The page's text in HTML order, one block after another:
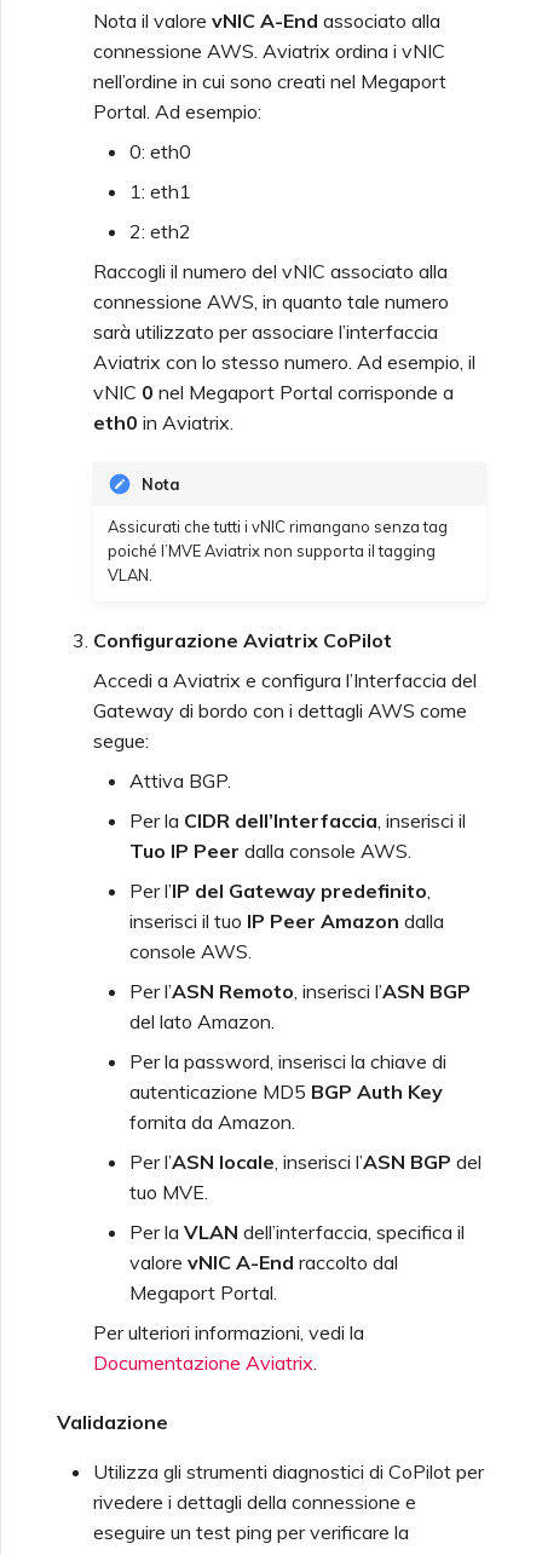
Nota il valore vNIC A-End associato alla
connessione AWS. Aviatrix ordina i vNIC
nell’ordine in cui sono creati nel Megaport
Portal. Ad esempio:
0: eth0
1: eth1
2: eth2
Raccogli il numero del vNIC associato alla
connessione AWS, in quanto tale numero
sarà utilizzato per associare l’interfaccia
Aviatrix con lo stesso numero. Ad esempio, il
vNIC 0 nel Megaport Portal corrisponde a
eth0 in Aviatrix.
Nota
Assicurati che tutti i vNIC rimangano senza tag
poiché l’MVE Aviatrix non supporta il tagging
VLAN.
Configurazione Aviatrix CoPilot
Accedi a Aviatrix e configura l’Interfaccia del
Gateway di bordo con i dettagli AWS come
segue:
Attiva BGP.
Per la CIDR dell’Interfaccia , inserisci il
Tuo IP Peer dalla console AWS.
Per l’IP del Gateway predefinito
inserisci il tuo IP Peer Amazon dalla
console AWS.
Per l’ASN Remoto , inserisci l’ASN BGP
del lato Amazon.
Per la password, inserisci la chiave di
autenticazione MD5 BGP Auth Key
fornita da Amazon.
Per l’ASN locale , inserisci l’ASN BGP del
tuo MVE.
Per la VLAN dell’interfaccia, specifica il
valore vNIC A-End raccolto dal
Megaport Portal.
Per ulteriori informazioni, vedi la
Documentazione Aviatrix
Validazione
Utilizza gli strumenti diagnostici di CoPilot per
rivedere i dettagli della connessione e
eseguire un test ping per verificare la